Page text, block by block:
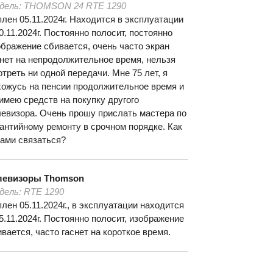
THOMSON 24 RTE 1290
05.11.2024г. Находится в эксплуатации
Постоянно полосит, постоянно
сбивается, очень часто экран
на непродолжительное время, нельзя
ни одной передачи. Мне 75 лет, я
на пенсии продолжительное время и
средств на покупку другого
Очень прошу прислать мастера по
ремонту в срочном порядке. Как
связаться?
Thomson
RTE 1290
05.11.2024г., в эксплуатации находится
Постоянно полосит, изображение
часто гаснет на короткое время.